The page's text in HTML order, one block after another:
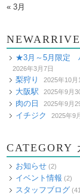
« 3月
★3月～5月限定
2026年3月7日
梨狩り 2025年10月
大阪駅 2025年9月
肉の日 2025年9月
イチジク 2025年9
CATEGORY
お知らせ (2)
イベント情報 (2)
スタッフブログ